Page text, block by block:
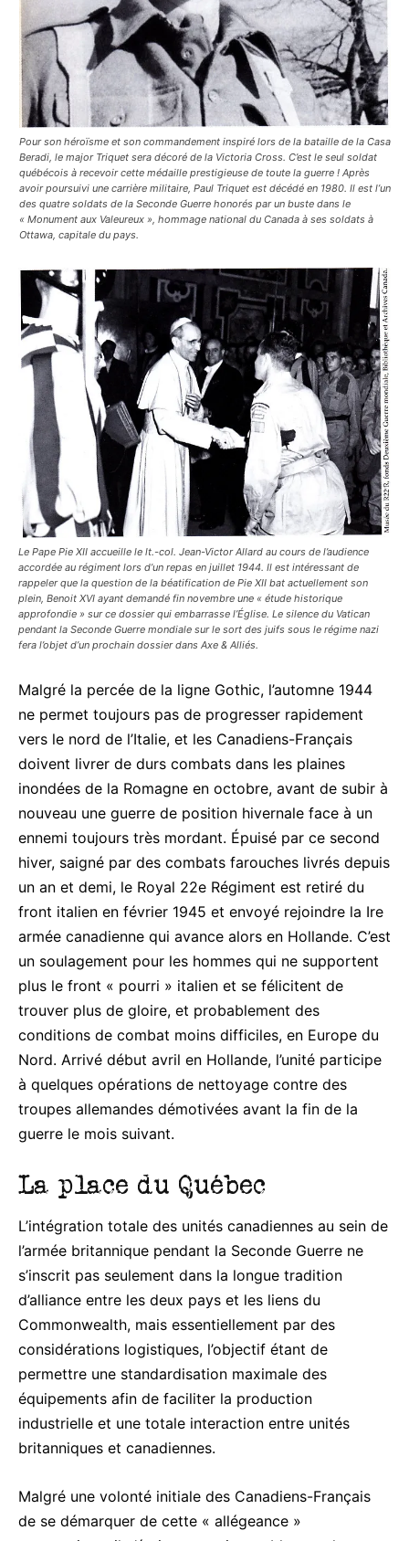
Pour son héroïsme et son commandement inspiré lors de la bataille de la Casa
Beradi, le major Triquet sera décoré de la Victoria Cross. C’est le seul soldat
québécois à recevoir cette médaille prestigieuse de toute la guerre ! Après
avoir poursuivi une carrière militaire, Paul Triquet est décédé en 1980. Il est l’un
des quatre soldats de la Seconde Guerre honorés par un buste dans le
« Monument aux Valeureux », hommage national du Canada à ses soldats à
Ottawa, capitale du pays.
Le Pape Pie XII accueille le lt.-col. Jean-Victor Allard au cours de l’audience
accordée au régiment lors d’un repas en juillet 1944. Il est intéressant de
rappeler que la question de la béatification de Pie XII bat actuellement son
plein, Benoit XVI ayant demandé fin novembre une « étude historique
approfondie » sur ce dossier qui embarrasse l’Église. Le silence du Vatican
pendant la Seconde Guerre mondiale sur le sort des juifs sous le régime nazi
fera l’objet d’un prochain dossier dans Axe & Alliés.
Malgré la percée de la ligne Gothic, l’automne 1944
ne permet toujours pas de progresser rapidement
vers le nord de l’Italie, et les Canadiens-Français
doivent livrer de durs combats dans les plaines
inondées de la Romagne en octobre, avant de subir à
nouveau une guerre de position hivernale face à un
ennemi toujours très mordant. Épuisé par ce second
hiver, saigné par des combats farouches livrés depuis
un an et demi, le Royal 22e Régiment est retiré du
front italien en février 1945 et envoyé rejoindre la Ire
armée canadienne qui avance alors en Hollande. C’est
un soulagement pour les hommes qui ne supportent
plus le front « pourri » italien et se félicitent de
trouver plus de gloire, et probablement des
conditions de combat moins difficiles, en Europe du
Nord. Arrivé début avril en Hollande, l’unité participe
à quelques opérations de nettoyage contre des
troupes allemandes démotivées avant la fin de la
guerre le mois suivant.
La place du Québec
L’intégration totale des unités canadiennes au sein de
l’armée britannique pendant la Seconde Guerre ne
s’inscrit pas seulement dans la longue tradition
d’alliance entre les deux pays et les liens du
Commonwealth, mais essentiellement par des
considérations logistiques, l’objectif étant de
permettre une standardisation maximale des
équipements afin de faciliter la production
industrielle et une totale interaction entre unités
britanniques et canadiennes.
Malgré une volonté initiale des Canadiens-Français
de se démarquer de cette « allégeance »